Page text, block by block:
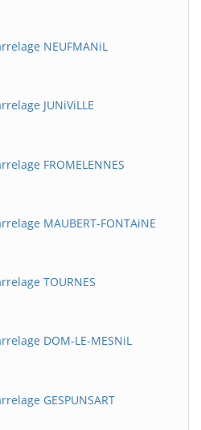
NEUFMANiL
JUNiViLLE
FROMELENNES
MAUBERT-FONTAiNE
TOURNES
DOM-LE-MESNiL
GESPUNSART